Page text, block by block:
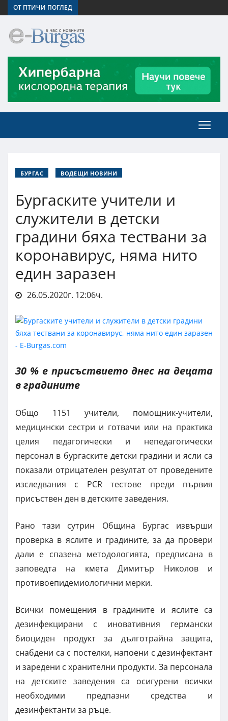
ОТ ПТИЧИ ПОГЛЕД
БУРГАС ВОДЕЩИ НОВИНИ
Бургаските учители и
служители в детски
градини бяха тествани за
коронавирус, няма нито
един заразен
26.05.2020г. 12:06ч.
30 % е присъствието днес на децата
в градините
Общо 1151 учители, помощник-учители,
медицински сестри и готвачи или на практика
целия педагогически и непедагогически
персонал в бургаските детски градини и ясли са
показали отрицателен резултат от проведените
изследвания с PCR тестове преди първия
присъствен ден в детските заведения.
Рано тази сутрин Община Бургас извърши
проверка в яслите и градините, за да провери
дали е спазена методологията, предписана в
заповедта на кмета Димитър Николов и
противоепидемиологични мерки.
Всички помещения в градините и яслите са
дезинфекцирани с иновативния германски
биоциден продукт за дълготрайна защита,
снабдени са с постелки, напоени с дезинфектант
и заредени с хранителни продукти. За персонала
на детските заведения са осигурени всички
необходими предпазни средства и
дезинфектанти за ръце.